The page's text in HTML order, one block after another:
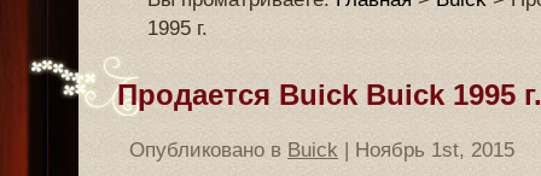
1995 г.
Продается Buick Buick 1995 г.
Опубликовано в Buick | Ноябрь 1st, 2015